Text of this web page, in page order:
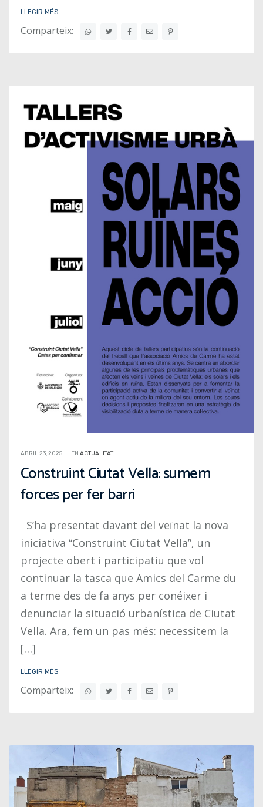
LLEGIR MÉS
Comparteix:
ABRIL 23, 2025 EN ACTUALITAT
Construint Ciutat Vella: sumem
forces per fer barri
S’ha presentat davant del veïnat la nova
iniciativa “Construint Ciutat Vella”, un
projecte obert i participatiu que vol
continuar la tasca que Amics del Carme du
a terme des de fa anys per conéixer i
denunciar la situació urbanística de Ciutat
Vella. Ara, fem un pas més: necessitem la
[…]
LLEGIR MÉS
Comparteix: